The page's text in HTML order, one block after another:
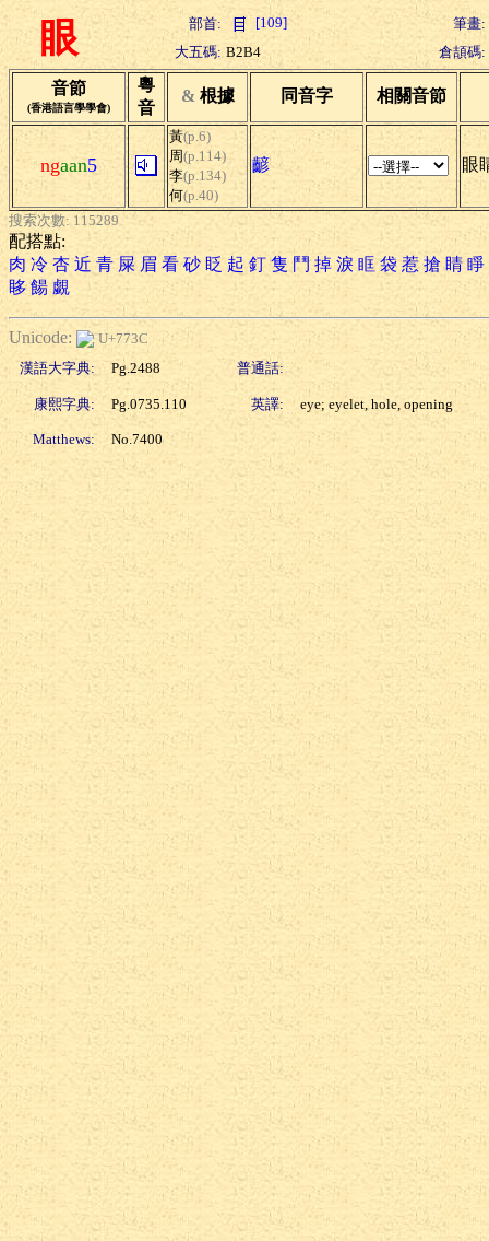
眼 部首: [109]
筆畫:
大五碼: B2B4 倉頡碼:
音節
(香港語言學學會)
粵
音
& 根據 同音字 相關音節
ngaan5
黃(p.6)
周(p.114)
李(p.134)
何(p.40)
齴 眼
搜索次數: 115289
配搭點:
肉 冷 杏 近 青 屎 眉 看 砂 眨 起 釘 隻 鬥 掉 淚 眶 袋 惹 搶 睛 睜
眵 餳 覷
Unicode:
U+773C
漢語大字典:
Pg.2488 普通話:
康熙字典: Pg.0735.110 英譯: eye; eyelet, hole, opening
Matthews: No.7400